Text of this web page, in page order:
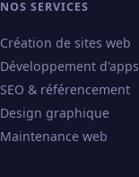
NOS SERVICES
Création de sites web
Développement d'apps
SEO & référencement
Design graphique
Maintenance web